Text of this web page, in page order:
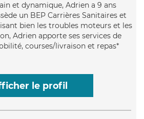
et dynamique, Adrien a 9 ans
un BEP Carrières Sanitaires et
bien les troubles moteurs et les
Adrien apporte ses services de
courses/livraison et repas*
le profil